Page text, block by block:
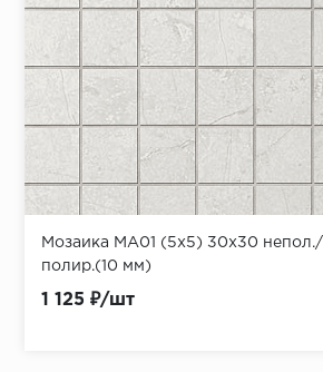
Мозаика MA01 (5x5) 30x30 непол./
полир.(10 мм)
1 125 ₽/шт